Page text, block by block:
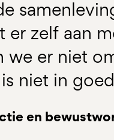
er zelf aan
we er niet
niet in
en